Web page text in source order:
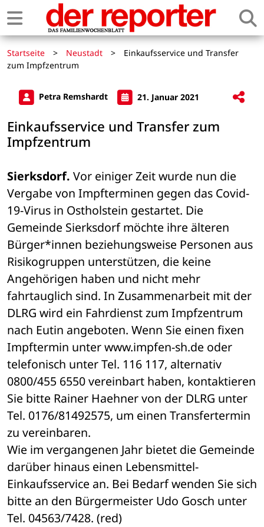
Startseite > Neustadt >
Einkaufsservice und Transfer
zum Impfzentrum
Petra Remshardt 21. Januar 2021
Einkaufsservice und Transfer zum
Impfzentrum
Sierksdorf. Vor einiger Zeit wurde nun die
Vergabe von Impfterminen gegen das Covid-
19-Virus in Ostholstein gestartet. Die
Gemeinde Sierksdorf möchte ihre älteren
Bürger*innen beziehungsweise Personen aus
Risikogruppen unterstützen, die keine
Angehörigen haben und nicht mehr
fahrtauglich sind. In Zusammenarbeit mit der
DLRG wird ein Fahrdienst zum Impfzentrum
nach Eutin angeboten. Wenn Sie einen fixen
Impftermin unter www.impfen-sh.de oder
telefonisch unter Tel. 116 117, alternativ
0800/455 6550 vereinbart haben, kontaktieren
Sie bitte Rainer Haehner von der DLRG unter
Tel. 0176/81492575, um einen Transfertermin
zu vereinbaren.
Wie im vergangenen Jahr bietet die Gemeinde
darüber hinaus einen Lebensmittel-
Einkaufsservice an. Bei Bedarf wenden Sie sich
bitte an den Bürgermeister Udo Gosch unter
Tel. 04563/7428. (red)